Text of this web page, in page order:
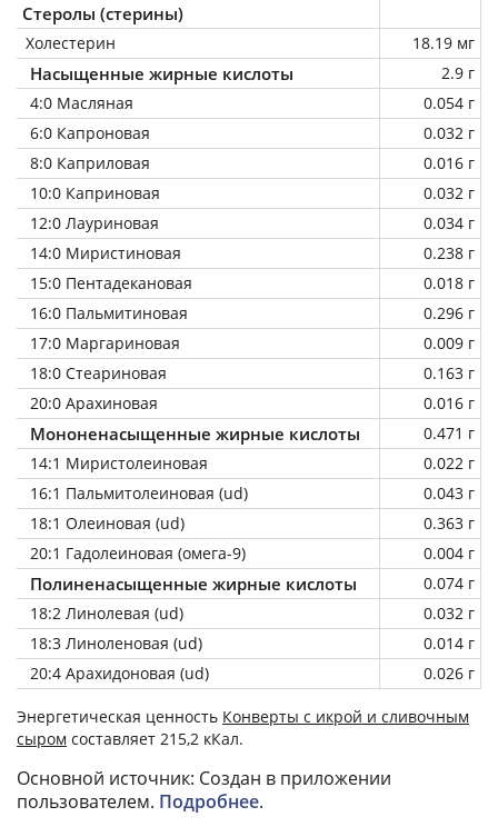
Стеролы (стерины)
Холестерин 18.19 мг
Насыщенные жирные кислоты
2.9 г
4:0 Масляная
0.054 г
6:0 Капроновая
0.032 г
8:0 Каприловая
0.016 г
10:0 Каприновая
0.032 г
12:0 Лауриновая
0.034 г
14:0 Миристиновая
0.238 г
15:0 Пентадекановая
0.018 г
16:0 Пальмитиновая
0.296 г
17:0 Маргариновая
0.009 г
18:0 Стеариновая
0.163 г
20:0 Арахиновая
0.016 г
Мононенасыщенные жирные кислоты
0.471 г
14:1 Миристолеиновая
0.022 г
16:1 Пальмитолеиновая (ud)
0.043 г
18:1 Олеиновая (ud)
0.363 г
20:1 Гадолеиновая (омега-9)
0.004 г
Полиненасыщенные жирные кислоты
0.074 г
18:2 Линолевая (ud)
0.032 г
18:3 Линоленовая (ud)
0.014 г
20:4 Арахидоновая (ud)
0.026 г
Энергетическая ценность Конверты с икрой и сливочным
сыром составляет 215,2 кКал.
Основной источник: Создан в приложении
пользователем. Подробнее.